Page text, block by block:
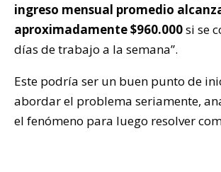
ingreso mensual promedio
aproximadamente $960.000si se
días de trabajo a la semana”.
Este podría ser un buen punto de
abordar el problema seriamente,
el fenómeno para luego resolver